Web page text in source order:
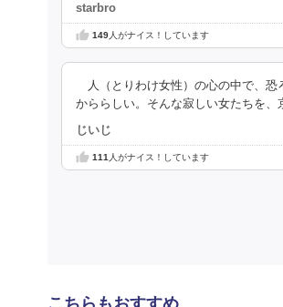
starbro
149人がナイス！しています
人（とりわけ女性）の心の中で、恐
かららしい。そんな寂しい女たちを
じいじ
111人がナイス！しています